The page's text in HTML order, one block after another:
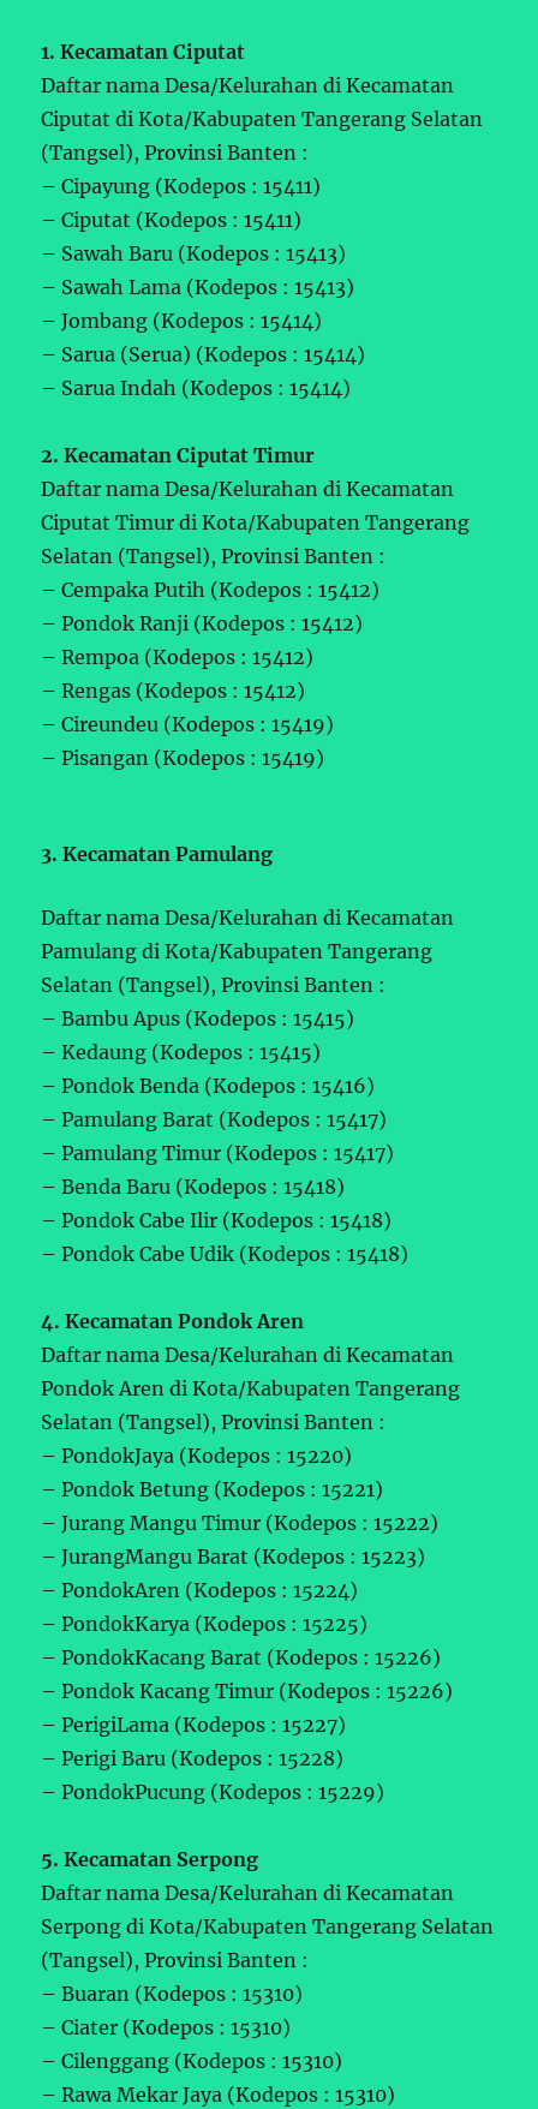
1. Kecamatan Ciputat
Daftar nama Desa/Kelurahan di Kecamatan
Ciputat di Kota/Kabupaten Tangerang Selatan
(Tangsel), Provinsi Banten :
– Cipayung (Kodepos : 15411)
– Ciputat (Kodepos : 15411)
– Sawah Baru (Kodepos : 15413)
– Sawah Lama (Kodepos : 15413)
– Jombang (Kodepos : 15414)
– Sarua (Serua) (Kodepos : 15414)
– Sarua Indah (Kodepos : 15414)
2. Kecamatan Ciputat Timur
Daftar nama Desa/Kelurahan di Kecamatan
Ciputat Timur di Kota/Kabupaten Tangerang
Selatan (Tangsel), Provinsi Banten :
– Cempaka Putih (Kodepos : 15412)
– Pondok Ranji (Kodepos : 15412)
– Rempoa (Kodepos : 15412)
– Rengas (Kodepos : 15412)
– Cireundeu (Kodepos : 15419)
– Pisangan (Kodepos : 15419)
3. Kecamatan Pamulang
Daftar nama Desa/Kelurahan di Kecamatan
Pamulang di Kota/Kabupaten Tangerang
Selatan (Tangsel), Provinsi Banten :
– Bambu Apus (Kodepos : 15415)
– Kedaung (Kodepos : 15415)
– Pondok Benda (Kodepos : 15416)
– Pamulang Barat (Kodepos : 15417)
– Pamulang Timur (Kodepos : 15417)
– Benda Baru (Kodepos : 15418)
– Pondok Cabe Ilir (Kodepos : 15418)
– Pondok Cabe Udik (Kodepos : 15418)
4. Kecamatan Pondok Aren
Daftar nama Desa/Kelurahan di Kecamatan
Pondok Aren di Kota/Kabupaten Tangerang
Selatan (Tangsel), Provinsi Banten :
– PondokJaya (Kodepos : 15220)
– Pondok Betung (Kodepos : 15221)
– Jurang Mangu Timur (Kodepos : 15222)
– JurangMangu Barat (Kodepos : 15223)
– PondokAren (Kodepos : 15224)
– PondokKarya (Kodepos : 15225)
– PondokKacang Barat (Kodepos : 15226)
– Pondok Kacang Timur (Kodepos : 15226)
– PerigiLama (Kodepos : 15227)
– Perigi Baru (Kodepos : 15228)
– PondokPucung (Kodepos : 15229)
5. Kecamatan Serpong
Daftar nama Desa/Kelurahan di Kecamatan
Serpong di Kota/Kabupaten Tangerang Selatan
(Tangsel), Provinsi Banten :
– Buaran (Kodepos : 15310)
– Ciater (Kodepos : 15310)
– Cilenggang (Kodepos : 15310)
– Rawa Mekar Jaya (Kodepos : 15310)